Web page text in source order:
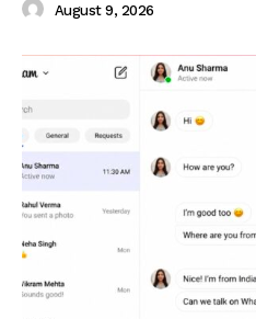
August 9, 2026